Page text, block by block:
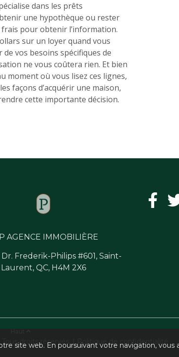
dans les prêts
une hypothèque ou rester
frais pour obtenir l’information.
sur un loyer quand vous
vos besoins spécifiques de
ne vous coûtera rien. Et bien
moment où vous lisez ces lignes,
façons d’acquérir une maison,
cette importante décision.
site web. En poursuivant votre navigation,
AGENCE IMMOBILIÈRE
Dr. Frederik-Philips #601, Saint-
Laurent, QC, H4M 2X6
| Tous droits réservés. | Politique de confidentialité